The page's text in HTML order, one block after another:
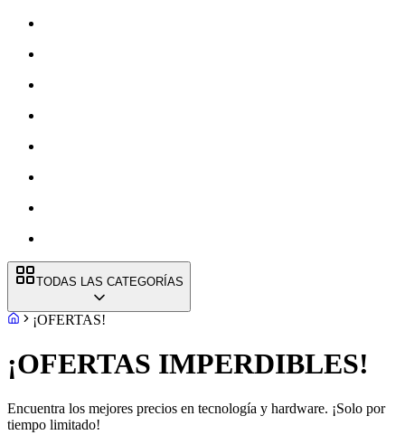
TODAS LAS CATEGORÍAS
¡OFERTAS!
¡OFERTAS IMPERDIBLES!
Encuentra los mejores precios en tecnología y hardware. ¡Solo por
tiempo limitado!